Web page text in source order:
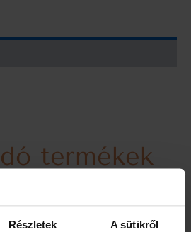
Részletek A sütikről
termékek